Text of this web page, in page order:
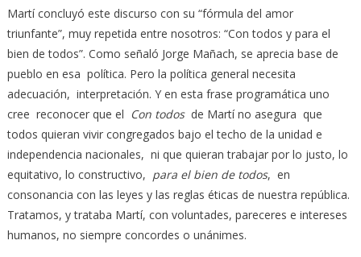
Martí concluyó este discurso con su “fórmula del amor
triunfante”, muy repetida entre nosotros: “Con todos y para el
bien de todos”. Como señaló Jorge Mañach, se aprecia base de
pueblo en esa política. Pero la política general necesita
adecuación, interpretación. Y en esta frase programática uno
cree reconocer que el Con todosde Martí no asegura que
todos quieran vivir congregados bajo el techo de la unidad e
independencia nacionales, ni que quieran trabajar por lo justo, lo
equitativo, lo constructivo, para el bien de todos, en
consonancia con las leyes y las reglas éticas de nuestra república.
Tratamos, y trataba Martí, con voluntades, pareceres e intereses
humanos, no siempre concordes o unánimes.